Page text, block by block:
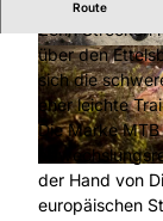
© MTB Zone Bikepark
© MTB Zone Bikepark
ann,
Route
Flow,
Zehn Strecken
über den
sich die
eher leichte
Die Marke
der Hand von
europäischen